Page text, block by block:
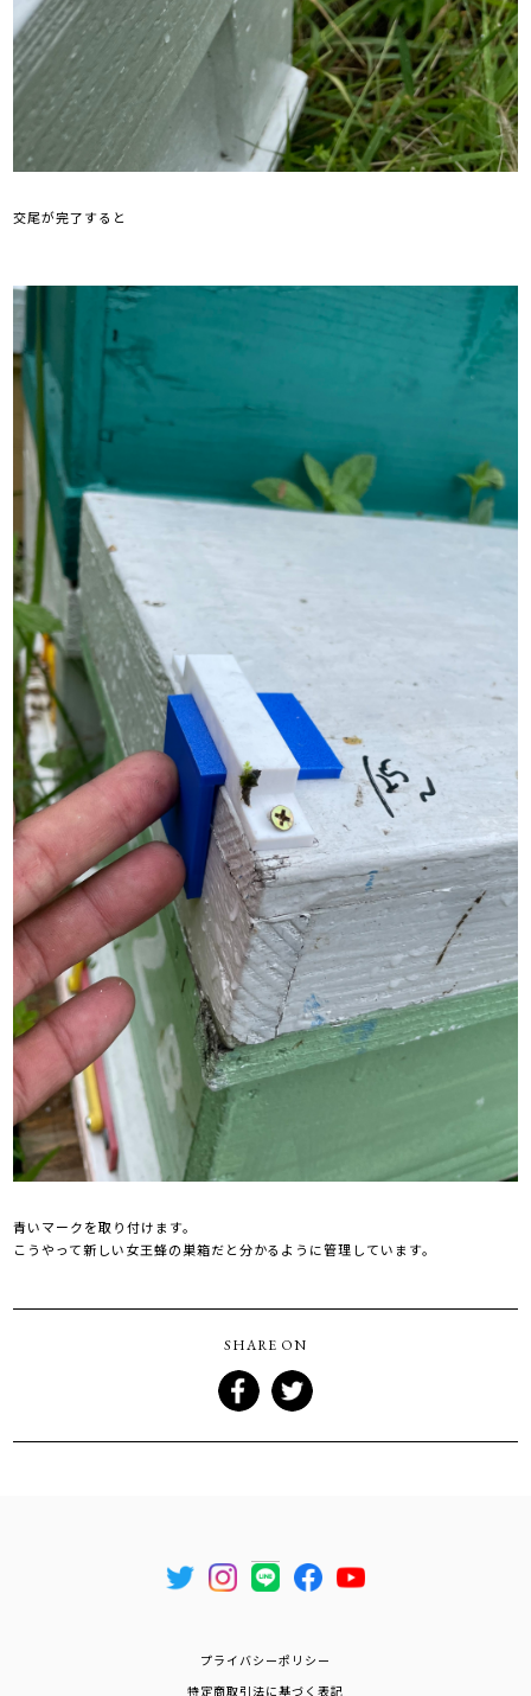
交尾が完了すると
青いマークを取り付けます。
こうやって新しい女王蜂の巣箱だと分かるように管理しています。
SHARE ON
プライバシーポリシー
特定商取引法に基づく表記